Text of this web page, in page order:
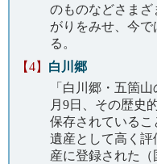
のものなどさまざ
がりをみせ、今で
る。
【4】 白川郷
「白川郷・五箇
月9日、その歴史
保存されている
遺産として高く
産に登録された（